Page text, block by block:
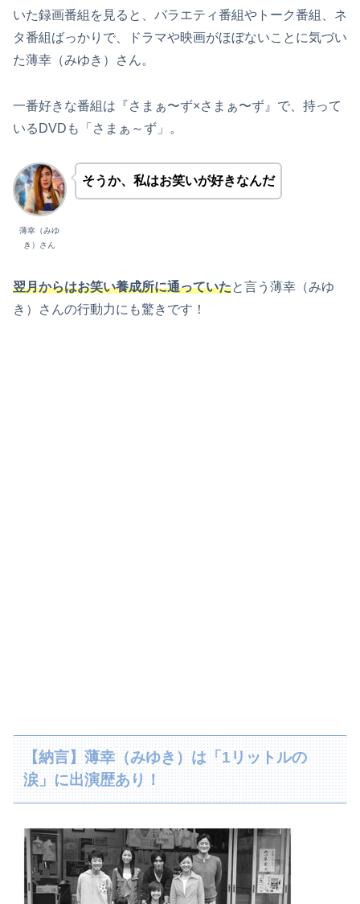
いた録画番組を見ると、バラエティ番組やトーク番組、ネ
タ番組ばっかりで、ドラマや映画がほぼないことに気づい
た薄幸（みゆき）さん。
一番好きな番組は『さまぁ〜ず×さまぁ〜ず』で、持って
いるDVDも「さまぁ～ず」。
薄幸（みゆ
き）さん
そうか、私はお笑いが好きなんだ
翌月からはお笑い養成所に通っていたと言う薄幸（みゆ
き）さんの行動力にも驚きです！
【納言】薄幸（みゆき）は「1リットルの
涙」に出演歴あり！